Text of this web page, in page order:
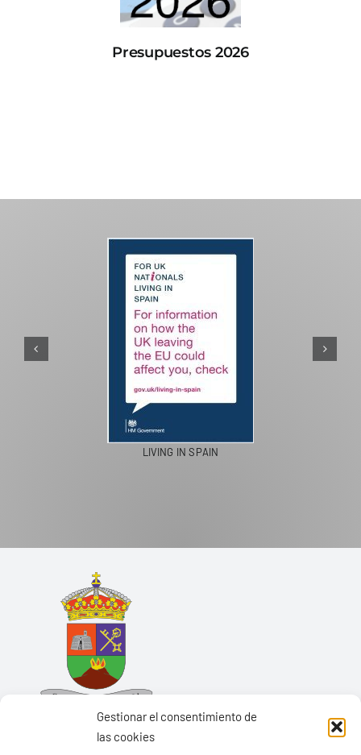
Gestionar el consentimiento de
las cookies
Presupuestos 2026
LIVING IN SPAIN